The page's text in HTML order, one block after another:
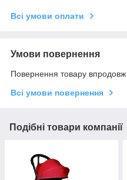
Всі умови оплати
Умови повернення
Повернення товару впродовж
Всі умови повернення
Подібні товари компанії